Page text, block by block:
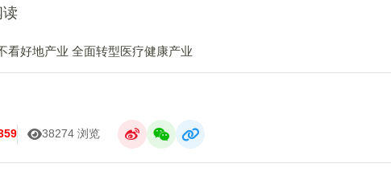
看好地产业 全面转型医疗健康产业
38274 浏览